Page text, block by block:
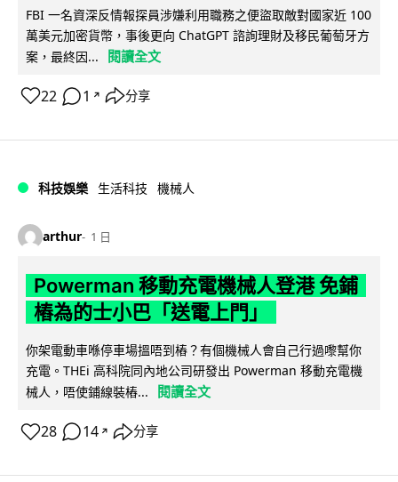
FBI 一名資深反情報探員涉嫌利用職務之便盜取敵對國家近 100
萬美元加密貨幣，事後更向 ChatGPT 諮詢理財及移民葡萄牙方
案，最終因...
閱讀全文
22 1 ↗ 分享
科技娛樂 生活科技 機械人
arthur 1 日
Powerman 移動充電機械人登港 免鋪
樁為的士小巴「送電上門」
你架電動車喺停車場搵唔到樁？有個機械人會自己行過嚟幫你
充電。THEi 高科院同內地公司研發出 Powerman 移動充電機
械人，唔使鋪線裝樁...
閱讀全文
28 14 ↗ 分享